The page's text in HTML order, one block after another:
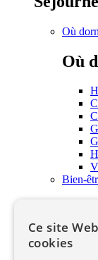
Où
Où
Bien-
Ce site
cookies